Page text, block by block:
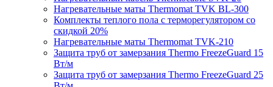
Нагревательные маты Thermomat TVK BL-300
Комплекты теплого пола с терморегулятором со
скидкой 20%
Нагревательные маты Thermomat TVK-210
Защита труб от замерзания Thermo FreezeGuard 15
Вт/м
Защита труб от замерзания Thermo FreezeGuard 25